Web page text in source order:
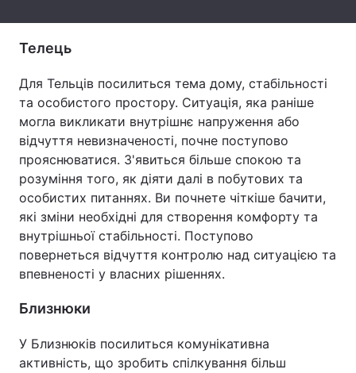
Телець
Для Тельців посилиться тема дому, стабільності
та особистого простору. Ситуація, яка раніше
могла викликати внутрішнє напруження або
відчуття невизначеності, почне поступово
прояснюватися. З'явиться більше спокою та
розуміння того, як діяти далі в побутових та
особистих питаннях. Ви почнете чіткіше бачити,
які зміни необхідні для створення комфорту та
внутрішньої стабільності. Поступово
повернеться відчуття контролю над ситуацією та
впевненості у власних рішеннях.
Близнюки
У Близнюків посилиться комунікативна
активність, що зробить спілкування більш